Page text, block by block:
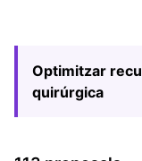
Optimitzar
quirúrgica